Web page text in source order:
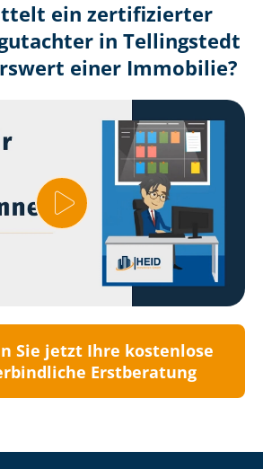
ein zertifizierter
in Tellingstedt
einer Immobilie?
Sie jetzt Ihre kostenlose
Erstberatung